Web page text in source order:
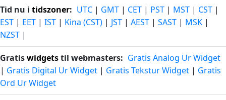
Tid nu i tidszoner: UTC | GMT | CET | PST | MST | CST |
EST | EET | IST | Kina (CST) | JST | AEST | SAST | MSK |
NZST |
Gratiswidgetstil webmasters: Gratis Analog Ur Widget
| Gratis Digital Ur Widget | Gratis Tekstur Widget | Gratis
Ord Ur Widget